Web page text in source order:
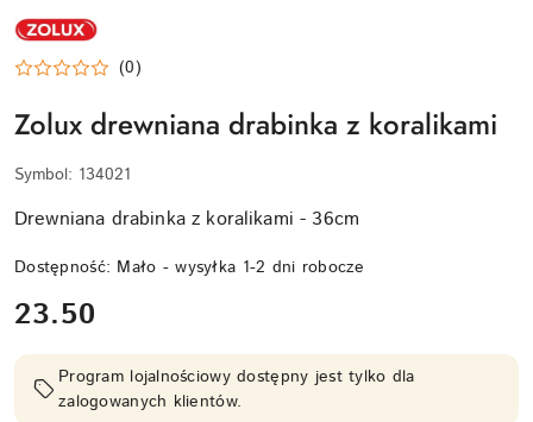
NAZWA
PRODUCENTA:
ZOLUX (0)
Zolux drewniana drabinka z koralikami
Symbol: 134021
Drewniana drabinka z koralikami - 36cm
Dostępność: Mało - wysyłka 1-2 dni robocze
cena:
23.50
Program lojalnościowy dostępny jest tylko dla
zalogowanych klientów.